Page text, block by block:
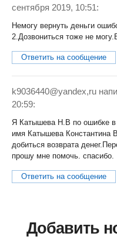
сентября 2019, 10:51:
Немогу вернуть деньги
2.Дозвониться тоже не
Ответить на сообщение
k9036440@yandex,ru
20:59:
Я Катышева Н.В по ошибке в
имя Катышева Константина
добиться возврата
прошу мне помочь. спасибо.
Ответить на сообщение
Добавить